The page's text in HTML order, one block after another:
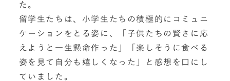
た。
留学生たちは、小学生たちの積極的にコミュニ
ケーションをとる姿に、「子供たちの賢さに応
えようと一生懸命作った」「楽しそうに食べる
姿を見て自分も嬉しくなった」と感想を口にし
ていました。